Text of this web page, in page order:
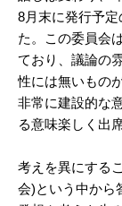
8月末に発行予
た。この委員会
ており、議論の
性には無いもの
非常に建設的な
る意味楽しく出
考えを異にする
会)という中から